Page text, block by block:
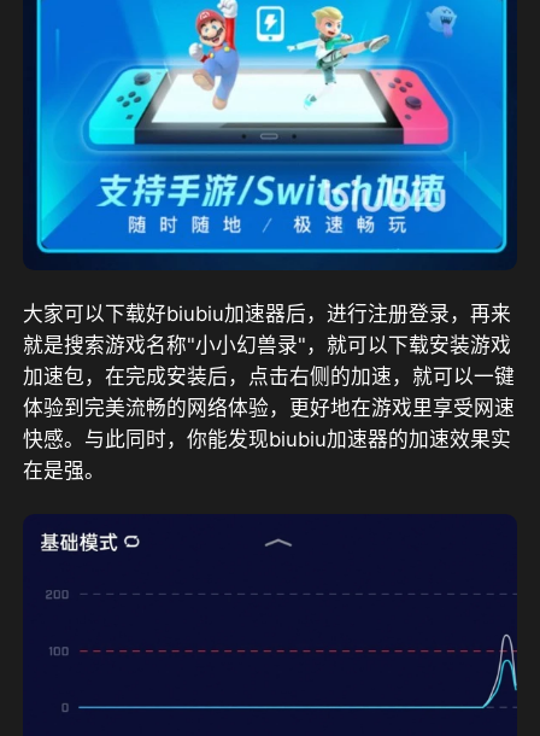
大家可以下载好biubiu加速器后，进行注册登录，再来
就是搜索游戏名称"小小幻兽录"，就可以下载安装游戏
加速包，在完成安装后，点击右侧的加速，就可以一键
体验到完美流畅的网络体验，更好地在游戏里享受网速
快感。与此同时，你能发现biubiu加速器的加速效果实
在是强。